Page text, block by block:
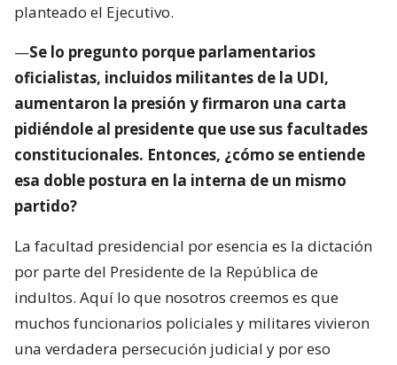
planteado el Ejecutivo.
—Se lo pregunto porque parlamentarios
oficialistas, incluidos militantes de la UDI,
aumentaron la presión y firmaron una carta
pidiéndole al presidente que use sus facultades
constitucionales. Entonces, ¿cómo se entiende
esa doble postura en la interna de un mismo
partido?
La facultad presidencial por esencia es la dictación
por parte del Presidente de la República de
indultos. Aquí lo que nosotros creemos es que
muchos funcionarios policiales y militares vivieron
una verdadera persecución judicial y por eso